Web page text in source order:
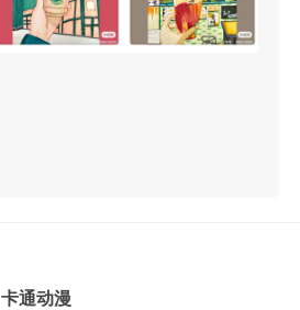
卡通动漫